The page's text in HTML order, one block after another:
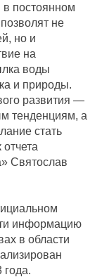
постоянном
не
но и
на
воды
и природы.
развития —
тенденциям, а
стать
Святослав
информацию
в области
года.